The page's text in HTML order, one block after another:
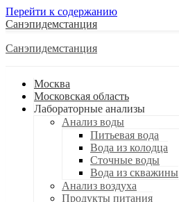
Перейти к содержанию
Санэпидемстанция
Санэпидемстанция
Москва
Московская область
Лабораторные анализы
Анализ воды
Питьевая вода
Вода из колодца
Сточные воды
Вода из скважины
Анализ воздуха
Продукты питания